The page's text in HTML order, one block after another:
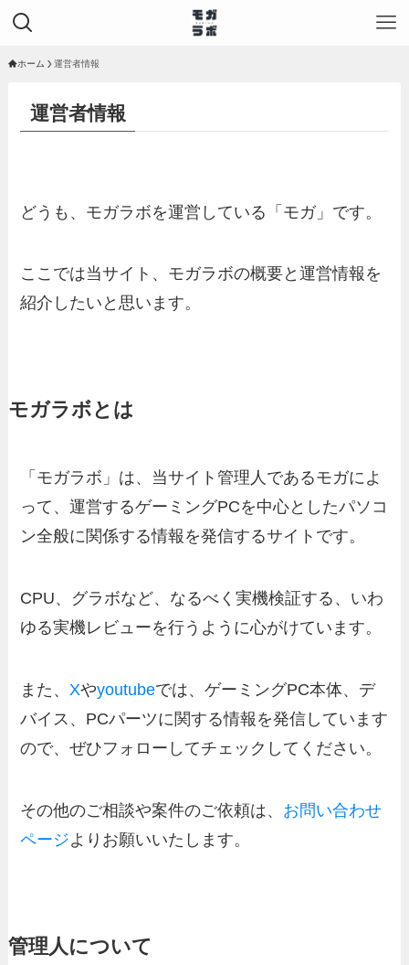
ホーム 運営者情報
運営者情報
どうも、モガラボを運営している「モガ」です。
ここでは当サイト、モガラボの概要と運営情報を
紹介したいと思います。
モガラボとは
「モガラボ」は、当サイト管理人であるモガによ
って、運営するゲーミングPCを中心としたパソコ
ン全般に関係する情報を発信するサイトです。
CPU、グラボなど、なるべく実機検証する、いわ
ゆる実機レビューを行うように心がけています。
また、Xやyoutubeでは、ゲーミングPC本体、デ
バイス、PCパーツに関する情報を発信しています
ので、ぜひフォローしてチェックしてください。
その他のご相談や案件のご依頼は、 お問い合わせ
ページよりお願いいたします。
管理人について